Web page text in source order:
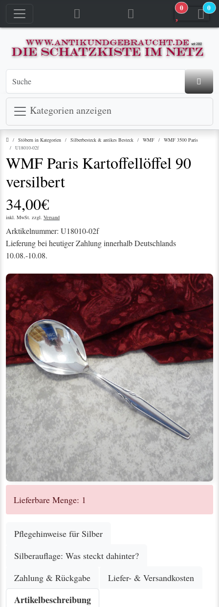
0 0
Kategorien anzeigen
StartseiteStöbern in Kategorien Silberbesteck & antikes Besteck WMF
WMF 3500 Paris
U18010-02f
WMF Paris Kartoffellöffel 90
versilbert
34,00€
inkl. MwSt. zzgl. Versand
Arktikelnummer: U18010-02f
Lieferung bei heutiger Zahlung innerhalb Deutschlands
10.08.-10.08.
Lieferbare Menge: 1
Pflegehinweise für Silber
Silberauflage: Was steckt dahinter?
Zahlung & Rückgabe
Liefer- & Versandkosten
Artikelbeschreibung
jetzt in den Warenkorb
jetzt in den Warenkorb